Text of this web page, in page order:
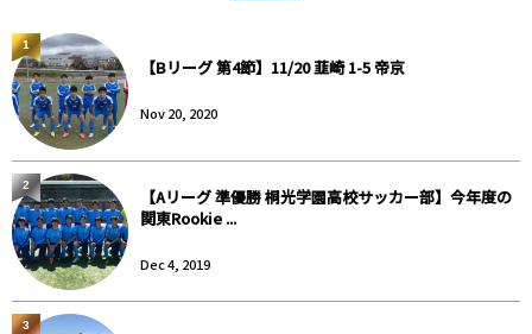
【Bリーグ 第4節】11/20 韮崎 1-5 帝京
Nov 20, 2020
1
【Aリーグ 準優勝 桐光学園高校サッカー部】今年度の
関東Rookie ...
Dec 4, 2019
2
3